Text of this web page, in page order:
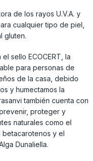
de los rayos U.V.A. y
cualquier tipo de piel,
gluten.
sello ECOCERT, la
para personas de
de la casa, debido
y humectamos la
también cuenta con
proteger y
naturales como el
betacarotenos y el
Dunaliella.